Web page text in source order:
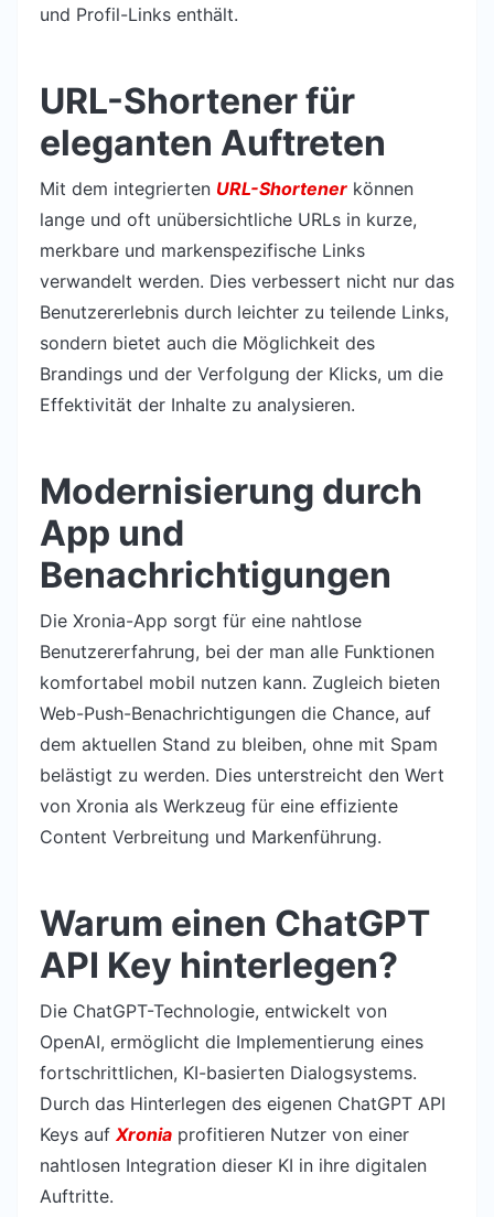
und Profil-Links enthält.
URL-Shortener für
eleganten Auftreten
Mit dem integrierten URL-Shortener können
lange und oft unübersichtliche URLs in kurze,
merkbare und markenspezifische Links
verwandelt werden. Dies verbessert nicht nur das
Benutzererlebnis durch leichter zu teilende Links,
sondern bietet auch die Möglichkeit des
Brandings und der Verfolgung der Klicks, um die
Effektivität der Inhalte zu analysieren.
Modernisierung durch
App und
Benachrichtigungen
Die Xronia-App sorgt für eine nahtlose
Benutzererfahrung, bei der man alle Funktionen
komfortabel mobil nutzen kann. Zugleich bieten
Web-Push-Benachrichtigungen die Chance, auf
dem aktuellen Stand zu bleiben, ohne mit Spam
belästigt zu werden. Dies unterstreicht den Wert
von Xronia als Werkzeug für eine effiziente
Content Verbreitung und Markenführung.
Warum einen ChatGPT
API Key hinterlegen?
Die ChatGPT-Technologie, entwickelt von
OpenAI, ermöglicht die Implementierung eines
fortschrittlichen, KI-basierten Dialogsystems.
Durch das Hinterlegen des eigenen ChatGPT API
Keys auf Xronia profitieren Nutzer von einer
nahtlosen Integration dieser KI in ihre digitalen
Auftritte.